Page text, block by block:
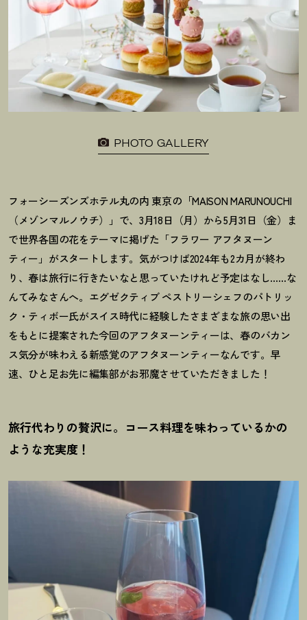
PHOTO GALLERY
フォーシーズンズホテル丸の内 東京の「MAISON MARUNOUCHI
（メゾンマルノウチ）」で、3月18日（月）から5月31日（金）ま
で世界各国の花をテーマに掲げた「フラワー アフタヌーン
ティー」がスタートします。気がつけば2024年も2カ月が終わ
り、春は旅行に行きたいなと思っていたけれど予定はなし……な
んてみなさんへ。エグゼクティブ ペストリーシェフのパトリッ
ク・ティボー氏がスイス時代に経験したさまざまな旅の思い出
をもとに提案された今回のアフタヌーンティーは、春のバカン
ス気分が味わえる新感覚のアフタヌーンティーなんです。早
速、ひと足お先に編集部がお邪魔させていただきました ！
旅行代わりの贅沢に。コース料理を味わっているかの
ような充実度 ！